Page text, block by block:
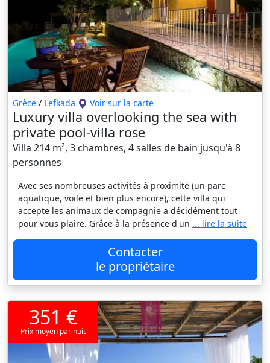
Grèce / Lefkada Voir sur la carte
Luxury villa overlooking the sea with
private pool-villa rose
Villa 214 m², 3 chambres, 4 salles de bain jusqu'à 8
personnes
Avec ses nombreuses activités à proximité (un parc
aquatique, voile et bien plus encore), cette villa qui
accepte les animaux de compagnie a décidément tout
pour vous plaire. Grâce à la présence d'un ... lire la suite
Contacter
le propriétaire
351 €
Prix moyen par nuit